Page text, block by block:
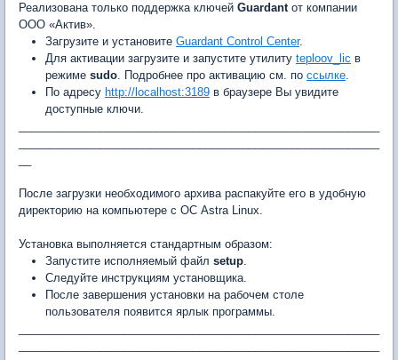
Реализована только поддержка ключей Guardant от компании
ООО «Актив».
Загрузите и установите Guardant Control Center.
Для активации загрузите и запустите утилиту teploov_lic в
режиме sudo. Подробнее про активацию см. по ссылке.
По адресу http://localhost:3189 в браузере Вы увидите
доступные ключи.
После загрузки необходимого архива распакуйте его в удобную
директорию на компьютере с ОС Astra Linux.
Установка выполняется стандартным образом:
Запустите исполняемый файл setup.
Следуйте инструкциям установщика.
После завершения установки на рабочем столе
пользователя появится ярлык программы.